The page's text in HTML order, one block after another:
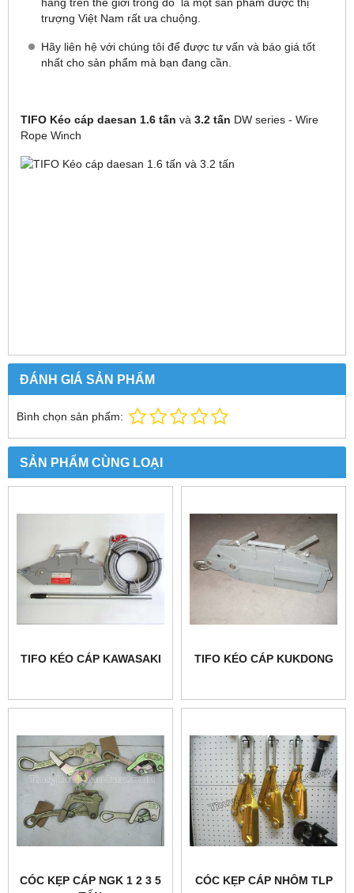
trượng Việt Nam rất ưa chuộng.
Hãy liên hệ với chúng tôi để được tư vấn và báo giá tốt
nhất cho sản phẩm mà bạn đang cần.
TIFO Kéo cáp daesan 1.6 tấn và 3.2 tấn DW series - Wire
Rope Winch
ĐÁNH GIÁ SẢN PHẨM
Bình chọn sản phẩm:
SẢN PHẨM CÙNG LOẠI
TIFO KÉO CÁP KAWASAKI TIFO KÉO CÁP KUKDONG
CÓC KẸP CÁP NGK 1 2 3 5
CÓC KẸP CÁP NHÔM TLP